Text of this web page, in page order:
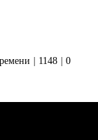
1148
0